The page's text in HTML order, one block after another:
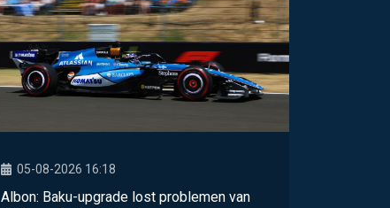
05-08-2026 16:18
Albon: Baku-upgrade lost problemen van